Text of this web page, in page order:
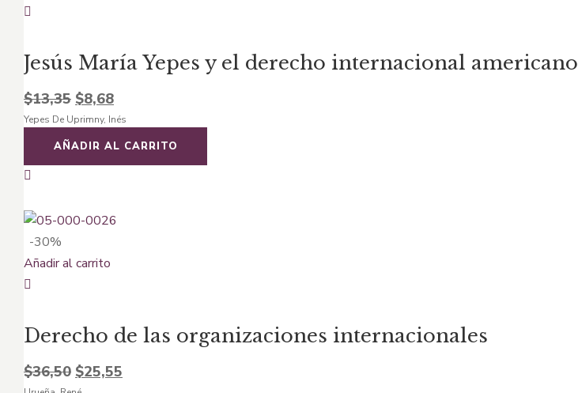
Jesús María Yepes y el derecho internacional americano
$13,35 El
precio
original
era:
$8,68El
precio
actual
es:
Yepes De Uprimny, Inés
AÑADIR AL CARRITO
-30%
Añadir al carrito
Derecho de las organizaciones internacionales
$36,50 El
$25,55